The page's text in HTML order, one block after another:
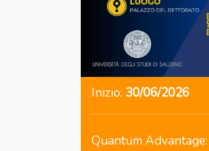
Inizio: 30/06/2026
Quantum